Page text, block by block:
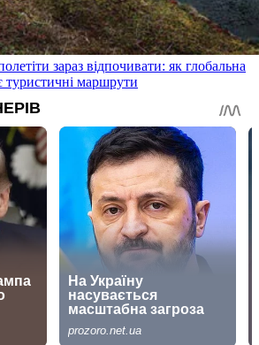
зараз відпочивати: як глобальна
туристичні маршрути